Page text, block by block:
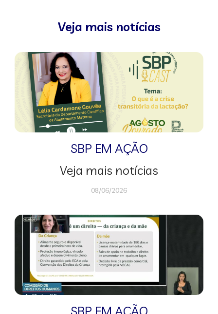
Veja mais notícias
SBP EM AÇÃO
Veja mais notícias
08/06/2026